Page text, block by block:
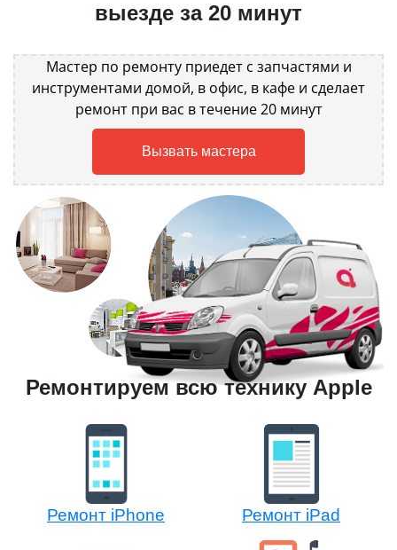
выезде за 20 минут
Мастер по ремонту приедет с запчастями и
инструментами домой, в офис, в кафе и сделает
ремонт при вас в течение 20 минут
Вызвать мастера
Ремонтируем всю технику Apple
Ремонт iPhone Ремонт iPad